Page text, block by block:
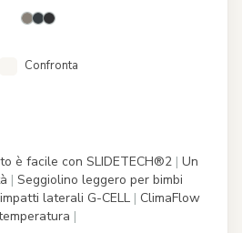
Confronta
è facile con SLIDETECH®2 | Un
| Seggiolino leggero per bimbi
laterali G-CELL | ClimaFlow
|